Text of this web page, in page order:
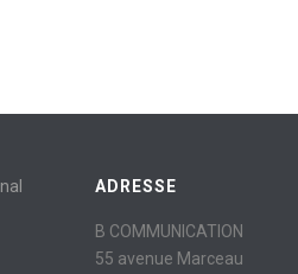
ADRESSE
B COMMUNICATION
55 avenue Marceau